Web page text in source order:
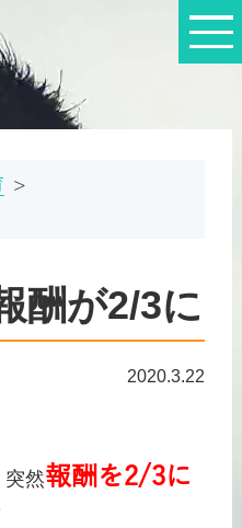
酬が2/3に
2020.3.22
突然報酬を2/3に